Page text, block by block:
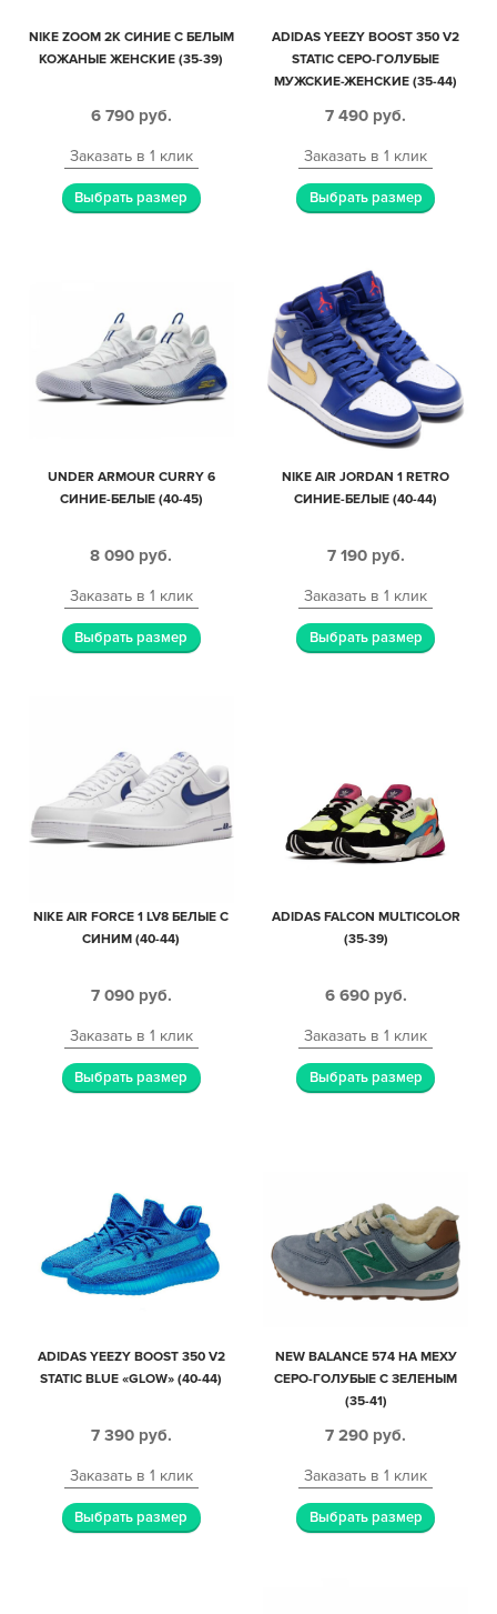
NIKE ZOOM 2K СИНИЕ С БЕЛЫМ
КОЖАНЫЕ ЖЕНСКИЕ (35-39)
6 790 руб.
Заказать в 1 клик
Выбрать размер
ADIDAS YEEZY BOOST 350 V2
STATIC СЕРО-ГОЛУБЫЕ
МУЖСКИЕ-ЖЕНСКИЕ (35-44)
7 490 руб.
Заказать в 1 клик
Выбрать размер
UNDER ARMOUR CURRY 6
СИНИЕ-БЕЛЫЕ (40-45)
8 090 руб.
Заказать в 1 клик
Выбрать размер
NIKE AIR JORDAN 1 RETRO
СИНИЕ-БЕЛЫЕ (40-44)
7 190 руб.
Заказать в 1 клик
Выбрать размер
NIKE AIR FORCE 1 LV8 БЕЛЫЕ С
СИНИМ (40-44)
7 090 руб.
Заказать в 1 клик
Выбрать размер
ADIDAS FALCON MULTICOLOR
(35-39)
6 690 руб.
Заказать в 1 клик
Выбрать размер
ADIDAS YEEZY BOOST 350 V2
STATIC BLUE «GLOW» (40-44)
7 390 руб.
Заказать в 1 клик
Выбрать размер
NEW BALANCE 574 НА МЕХУ
СЕРО-ГОЛУБЫЕ С ЗЕЛЕНЫМ
(35-41)
7 290 руб.
Заказать в 1 клик
Выбрать размер